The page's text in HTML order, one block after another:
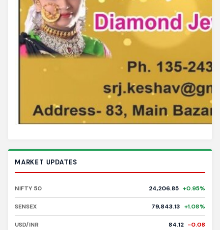
MARKET UPDATES
NIFTY 50 24,206.85 +0.95%
SENSEX 79,843.13 +1.08%
USD/INR 84.12 -0.08